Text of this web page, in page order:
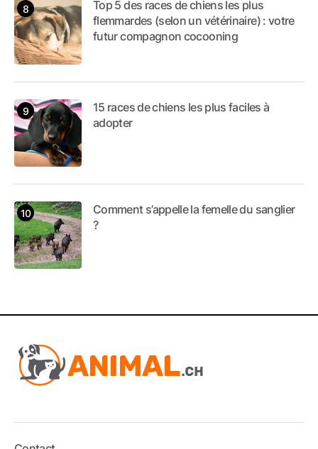
Top 5 des races de chiens les plus
flemmardes (selon un vétérinaire) : votre
futur compagnon cocooning
15 races de chiens les plus faciles à
adopter
Comment s’appelle la femelle du sanglier
?